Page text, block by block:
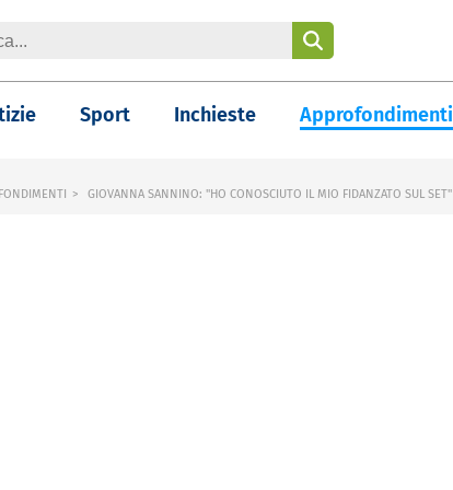
Sport Inchieste Approfondimenti
GIOVANNA SANNINO: "HO CONOSCIUTO IL MIO FIDANZATO SUL SET"